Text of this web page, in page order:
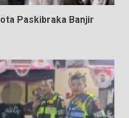
Paskibraka Banjir